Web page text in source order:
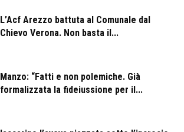
L’Acf Arezzo battuta al Comunale dal
Chievo Verona. Non basta il...
Manzo: “Fatti e non polemiche. Già
formalizzata la fideiussione per il...